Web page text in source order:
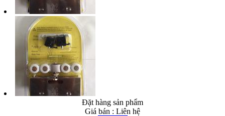
Đặt hàng sản phẩm
Giá bán : Liên hệ